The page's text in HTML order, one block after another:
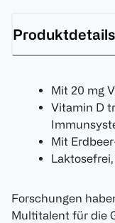
Produktdetails
Mit 20 mg
Vitamin D
Mit
Forschungen
Multitalent für die